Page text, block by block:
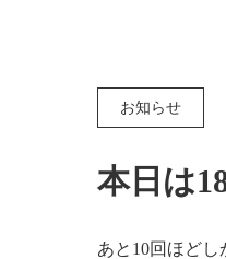
お知らせ
本日は
あと10回ほどし